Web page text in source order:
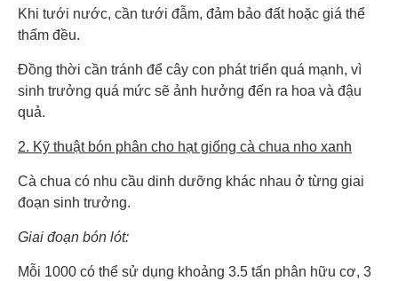
Khi tưới nước, cần tưới đẫm, đảm bảo đất hoặc giá thể
thấm đều.
Đồng thời cần tránh để cây con phát triển quá mạnh, vì
sinh trưởng quá mức sẽ ảnh hưởng đến ra hoa và đậu
quả.
2. Kỹ thuật bón phân cho hạt giống cà chua nho xanh
Cà chua có nhu cầu dinh dưỡng khác nhau ở từng giai
đoạn sinh trưởng.
Giai đoạn bón lót:
Mỗi 1000 có thể sử dụng khoảng 3.5 tấn phân hữu cơ, 3